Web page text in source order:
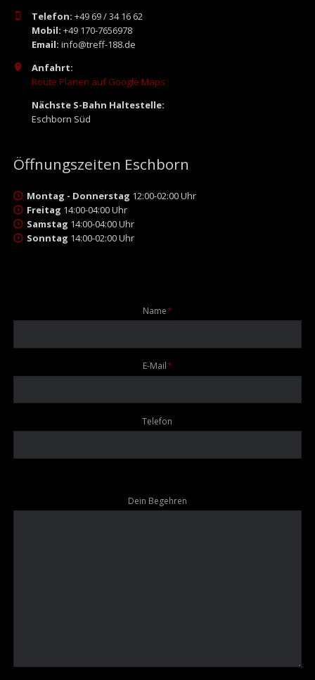
Telefon: +49 69 / 34 16 62
Mobil: +49 170-7656978
Email: info@treff-188.de
Anfahrt:
Route Planen auf Google Maps
Nächste S-Bahn Haltestelle:
Eschborn Süd
Öffnungszeiten Eschborn
Montag - Donnerstag 12:00-02:00 Uhr
Freitag 14:00-04:00 Uhr
Samstag 14:00-04:00 Uhr
Sonntag 14:00-02:00 Uhr
Pflichtfeld
Name*
Pflichtfeld
E-Mail*
Telefon
Dein Begehren